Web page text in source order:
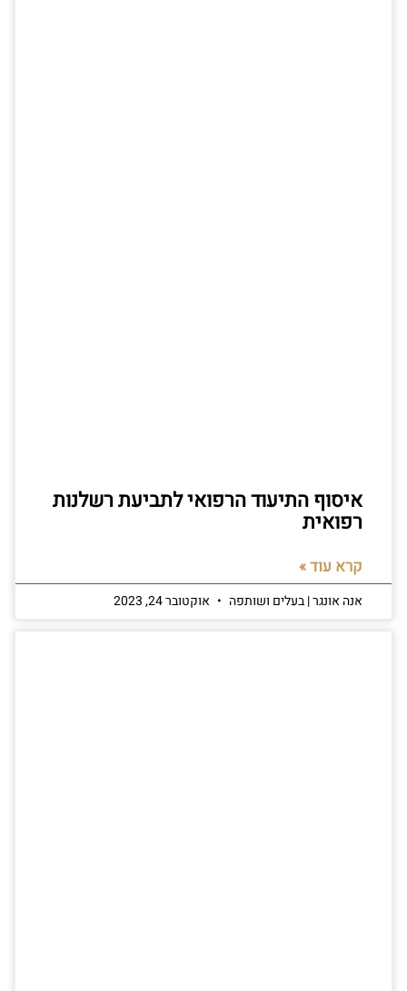
איסוף התיעוד הרפואי לתביעת רשלנות
רפואית
קרא עוד »
אנה אונגר | בעלים ושותפה אוקטובר 24, 2023